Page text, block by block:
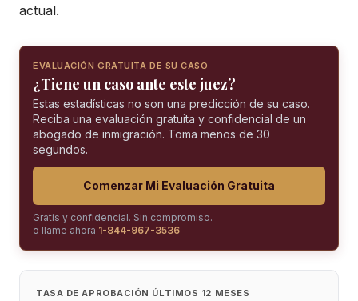
actual.
EVALUACIÓN GRATUITA DE SU CASO
¿Tiene un caso ante este juez?
Estas estadísticas no son una predicción de su caso.
Reciba una evaluación gratuita y confidencial de un
abogado de inmigración. Toma menos de 30
segundos.
Comenzar Mi Evaluación Gratuita
Gratis y confidencial. Sin compromiso.
o llame ahora 1-844-967-3536
TASA DE APROBACIÓN ÚLTIMOS 12 MESES